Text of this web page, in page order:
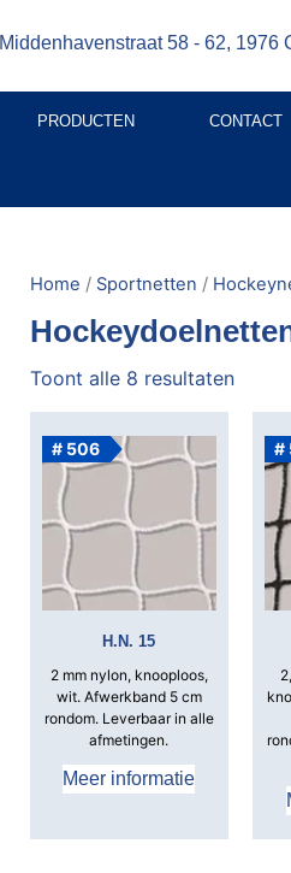
Middenhavenstraat 58 - 62, 1976
PRODUCTEN CONTACT
Home / Sportnetten /
Toont alle 8 resultaten
# 506
H.N. 15
2 mm nylon, knooploos,
wit. Afwerkband 5 cm
rondom. Leverbaar in alle
afmetingen.
Meer informatie
#